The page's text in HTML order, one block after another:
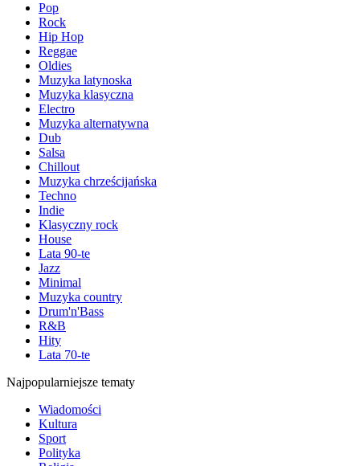
Pop
Rock
Hip Hop
Reggae
Oldies
Muzyka latynoska
Muzyka klasyczna
Electro
Muzyka alternatywna
Dub
Salsa
Chillout
Muzyka chrześcijańska
Techno
Indie
Klasyczny rock
House
Lata 90-te
Jazz
Minimal
Muzyka country
Drum'n'Bass
R&B
Hity
Lata 70-te
Najpopularniejsze tematy
Wiadomości
Kultura
Sport
Polityka